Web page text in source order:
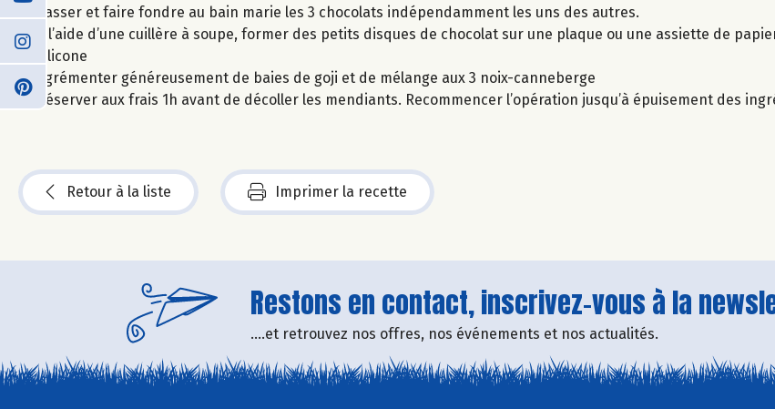
Casser et faire fondre au bain marie les 3 chocolats indépendamment les uns des autres.
A l’aide d’une cuillère à soupe, former des petits disques de chocolat sur une plaque ou une assiette de
silicone
Agrémenter généreusement de baies de goji et de mélange aux 3 noix-canneberge
Réserver aux frais 1h avant de décoller les mendiants. Recommencer l’opération jusqu’à épuisement des
Retour à la liste Imprimer la recette
Restons en contact, inscrivez-vous à la
....et retrouvez nos offres, nos événements et nos actualités.